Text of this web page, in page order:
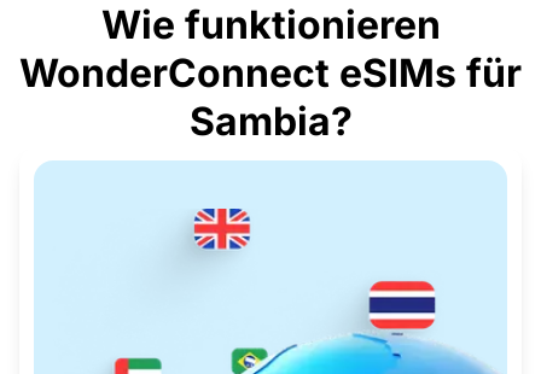
Wie funktionieren
WonderConnect eSIMs für
Sambia?